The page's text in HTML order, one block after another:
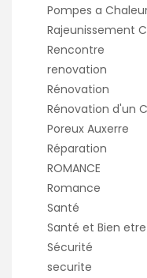
Pompes a
Rajeunissement
Rencontre
renovation
Rénovation
Rénovation d'un
Poreux Auxerre
Réparation
ROMANCE
Romance
Santé
Santé et Bien etre
Sécurité
securite